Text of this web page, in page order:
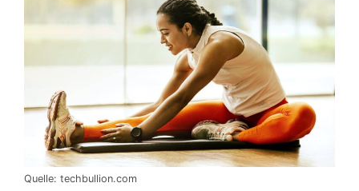
Quelle: techbullion.com